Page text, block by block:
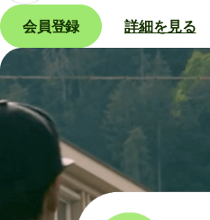
会員登録 詳細を見る